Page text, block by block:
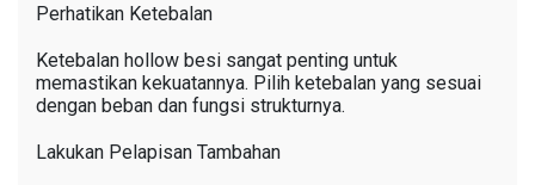
Perhatikan Ketebalan
Ketebalan hollow besi sangat penting untuk
memastikan kekuatannya. Pilih ketebalan yang sesuai
dengan beban dan fungsi strukturnya.
Lakukan Pelapisan Tambahan